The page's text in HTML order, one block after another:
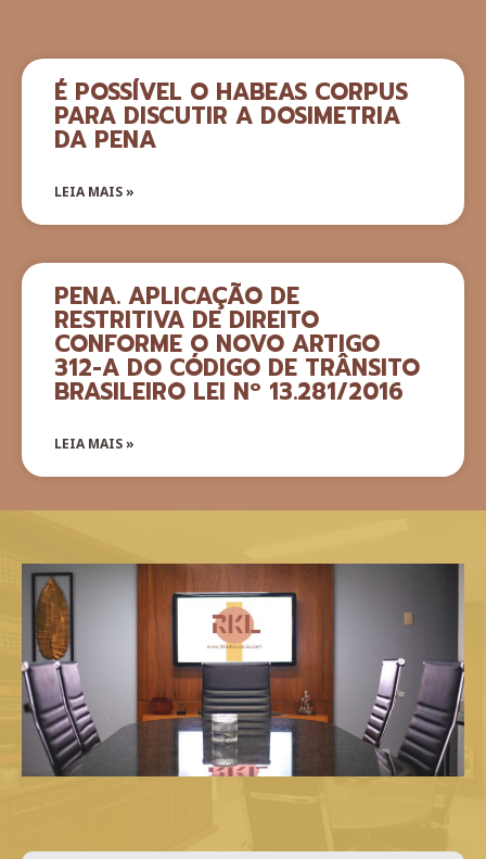
É POSSÍVEL O HABEAS CORPUS
PARA DISCUTIR A DOSIMETRIA
DA PENA
LEIA MAIS »
PENA. APLICAÇÃO DE
RESTRITIVA DE DIREITO
CONFORME O NOVO ARTIGO
312-A DO CÓDIGO DE TRÂNSITO
BRASILEIRO LEI Nº 13.281/2016
LEIA MAIS »